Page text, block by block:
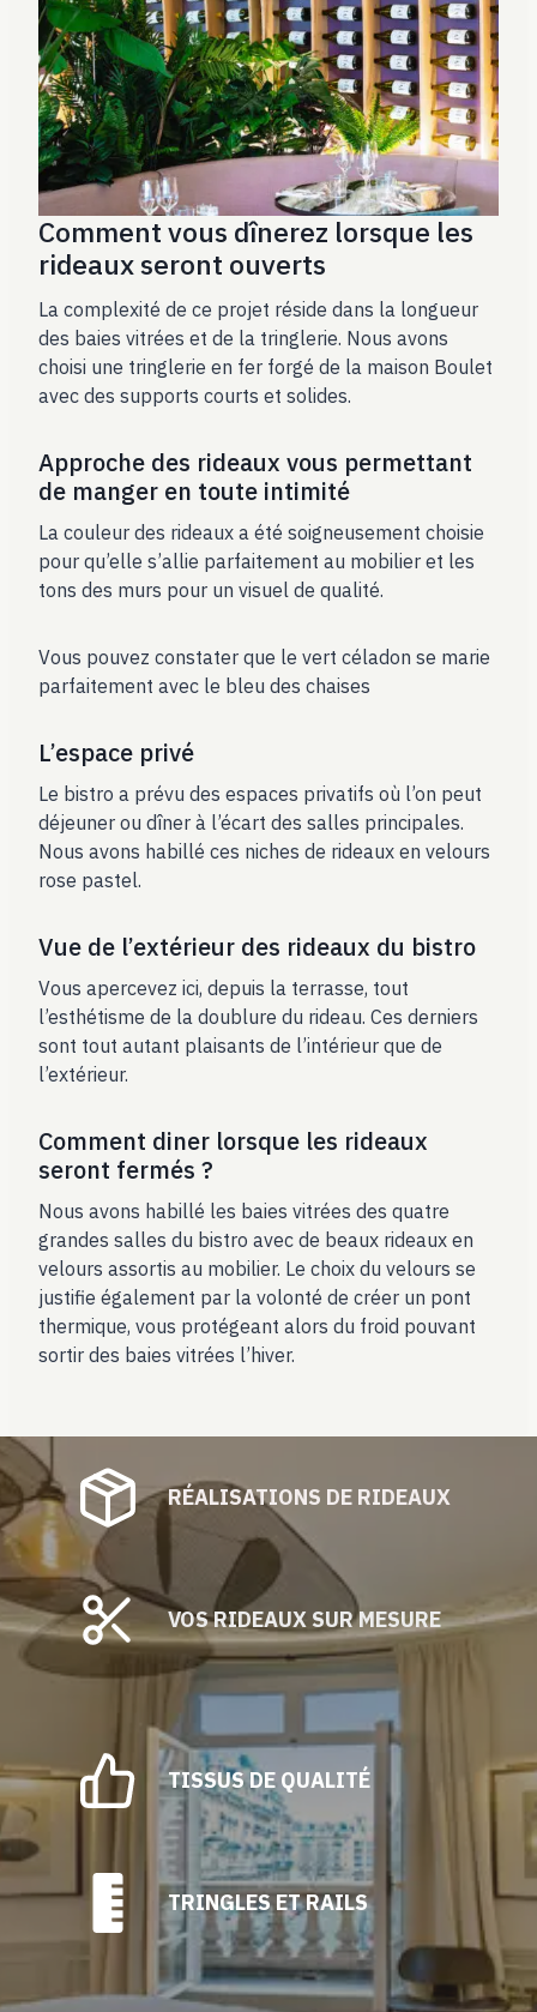
Comment vous dînerez lorsque les
rideaux seront ouverts
La complexité de ce projet réside dans la longueur
des baies vitrées et de la tringlerie. Nous avons
choisi une tringlerie en fer forgé de la maison Boulet
avec des supports courts et solides.
Approche des rideaux vous permettant
de manger en toute intimité
La couleur des rideaux a été soigneusement choisie
pour qu’elle s’allie parfaitement au mobilier et les
tons des murs pour un visuel de qualité.
Vous pouvez constater que le vert céladon se marie
parfaitement avec le bleu des chaises
L’espace privé
Le bistro a prévu des espaces privatifs où l’on peut
déjeuner ou dîner à l’écart des salles principales.
Nous avons habillé ces niches de rideaux en velours
rose pastel.
Vue de l’extérieur des rideaux du bistro
Vous apercevez ici, depuis la terrasse, tout
l’esthétisme de la doublure du rideau. Ces derniers
sont tout autant plaisants de l’intérieur que de
l’extérieur.
Comment diner lorsque les rideaux
seront fermés ?
Nous avons habillé les baies vitrées des quatre
grandes salles du bistro avec de beaux rideaux en
velours assortis au mobilier. Le choix du velours se
justifie également par la volonté de créer un pont
thermique, vous protégeant alors du froid pouvant
sortir des baies vitrées l’hiver.
RÉALISATIONS DE RIDEAUX
VOS RIDEAUX SUR MESURE
TISSUS DE QUALITÉ
TRINGLES ET RAILS